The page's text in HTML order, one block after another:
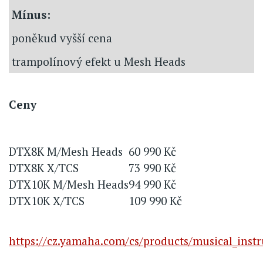
Mínus:
poněkud vyšší cena
trampolínový efekt u Mesh Heads
Ceny
DTX8K M/Mesh Heads 60 990 Kč
DTX8K X/TCS
73 990 Kč
DTX10K M/Mesh Heads94 990 Kč
DTX10K X/TCS
109 990 Kč
https://cz.yamaha.com/cs/products/